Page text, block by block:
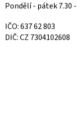
Pondělí - pátek 7.30
IČO: 637 62 803
DIČ: CZ 7304102608